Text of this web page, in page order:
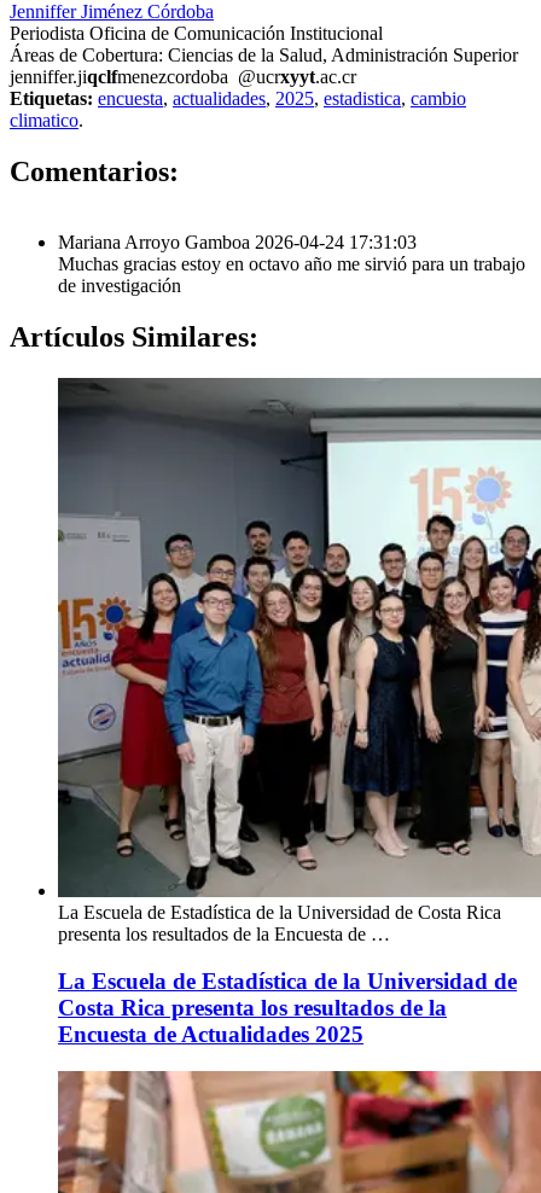
Jenniffer Jiménez Córdoba
Periodista Oficina de Comunicación Institucional
Áreas de Cobertura: Ciencias de la Salud, Administración Superior
jenniffer.jiqclfmenezcordoba @ucrxyyt.ac.cr
Etiquetas: encuesta, actualidades, 2025, estadistica, cambio
climatico.
Comentarios:
Mariana Arroyo Gamboa 2026-04-24 17:31:03
Muchas gracias estoy en octavo año me sirvió para un trabajo
de investigación
Artículos Similares:
La Escuela de Estadística de la Universidad de Costa Rica
presenta los resultados de la Encuesta de …
La Escuela de Estadística de la Universidad de
Costa Rica presenta los resultados de la
Encuesta de Actualidades 2025